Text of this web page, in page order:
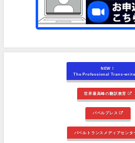
NEW！
The Professional Trans-
世界最高峰の翻訳教育
バベルプレス
バベルトランスメディアセンタ